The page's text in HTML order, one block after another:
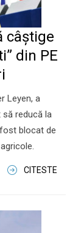
câștige
din PE
Leyen, a
reducă la
blocat de
CITESTE